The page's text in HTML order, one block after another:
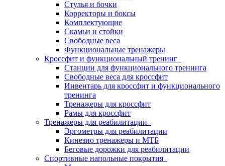
Стулья и бочки
Корректоры и боксы
Комплектующие
Скамьи и стойки
Свободные веса
Функциональные тренажеры
Кроссфит и функциональный тренинг
Станции для функционального тренинга
Свободные веса для кроссфит
Инвентарь для кроссфит и функционального
тренинга
Тренажеры для кроссфит
Рамы для кроссфит
Тренажеры для реабилитации
Эргометры для реабилитации
Кинезио тренажеры и МТБ
Беговые дорожки для реабилитации
Спортивные напольные покрытия